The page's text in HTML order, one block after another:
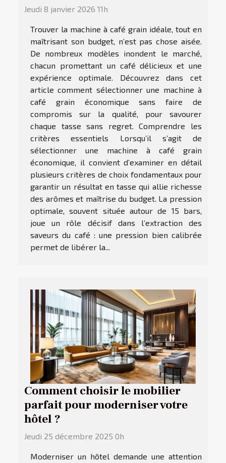
Jeudi 8 janvier 2026 11h
Trouver la machine à café grain idéale, tout en
maîtrisant son budget, n’est pas chose aisée.
De nombreux modèles inondent le marché,
chacun promettant un café délicieux et une
expérience optimale. Découvrez dans cet
article comment sélectionner une machine à
café grain économique sans faire de
compromis sur la qualité, pour savourer
chaque tasse sans regret. Comprendre les
critères essentiels Lorsqu’il s’agit de
sélectionner une machine à café grain
économique, il convient d’examiner en détail
plusieurs critères de choix fondamentaux pour
garantir un résultat en tasse qui allie richesse
des arômes et maîtrise du budget. La pression
optimale, souvent située autour de 15 bars,
joue un rôle décisif dans l’extraction des
saveurs du café : une pression bien calibrée
permet de libérer la...
Comment choisir le mobilier
parfait pour moderniser votre
hôtel ?
Jeudi 25 décembre 2025 0h
Moderniser un hôtel demande une attention